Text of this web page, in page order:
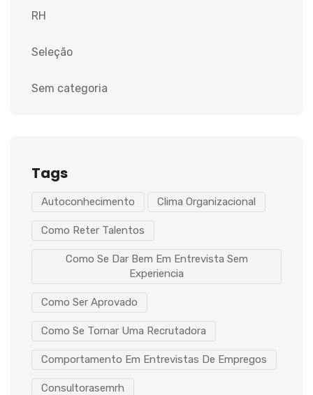
RH
Seleção
Sem categoria
Tags
Autoconhecimento Clima Organizacional
Como Reter Talentos
Como Se Dar Bem Em Entrevista Sem
Experiencia
Como Ser Aprovado
Como Se Tornar Uma Recrutadora
Comportamento Em Entrevistas De Empregos
Consultorasemrh